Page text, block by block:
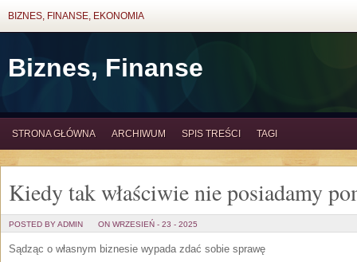
BIZNES, FINANSE, EKONOMIA
Biznes, Finanse
STRONA GŁÓWNA ARCHIWUM SPIS TREŚCI TAGI
Kiedy tak właściwie nie posiadamy
POSTED BY ADMIN ON WRZESIEŃ - 23 - 2025
Sądząc o własnym biznesie wypada zdać sobie sprawę